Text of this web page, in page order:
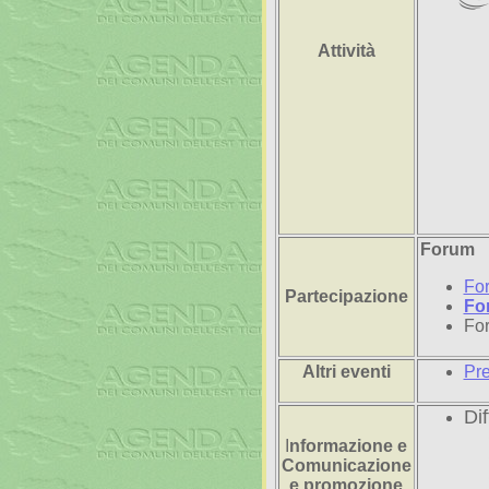
Attività
Partecipazione
Forum
Altri eventi
nformazione e
Comunicazione
e promozione